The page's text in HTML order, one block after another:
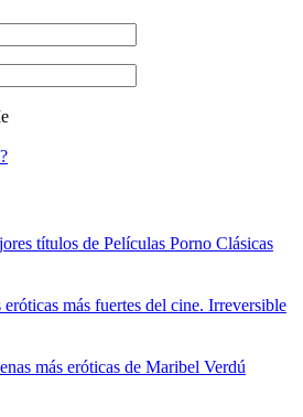
títulos de Películas Porno Clásicas
eróticas más fuertes del cine. Irreversible
más eróticas de Maribel Verdú